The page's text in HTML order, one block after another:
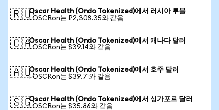
🇷🇺Oscar Health (Ondo Tokenized)에서 러시아 루블
1 OSCRon는 ₽2,308.35와 같음
🇨🇦Oscar Health (Ondo Tokenized)에서 캐나다 달러
1 OSCRon는 $39.14와 같음
🇦🇺Oscar Health (Ondo Tokenized)에서 호주 달러
1 OSCRon는 $39.71와 같음
🇸🇬Oscar Health (Ondo Tokenized)에서 싱가포르 달러
1 OSCRon는 $35.86와 같음